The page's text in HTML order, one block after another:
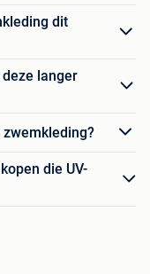
dit
langer
die UV-